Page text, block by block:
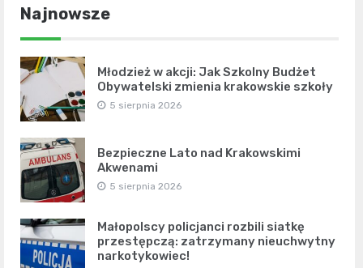
Najnowsze
Młodzież w akcji: Jak Szkolny Budżet
Obywatelski zmienia krakowskie szkoły
5 sierpnia 2026
Bezpieczne Lato nad Krakowskimi
Akwenami
5 sierpnia 2026
Małopolscy policjanci rozbili siatkę
przestępczą: zatrzymany nieuchwytny
narkotykowiec!